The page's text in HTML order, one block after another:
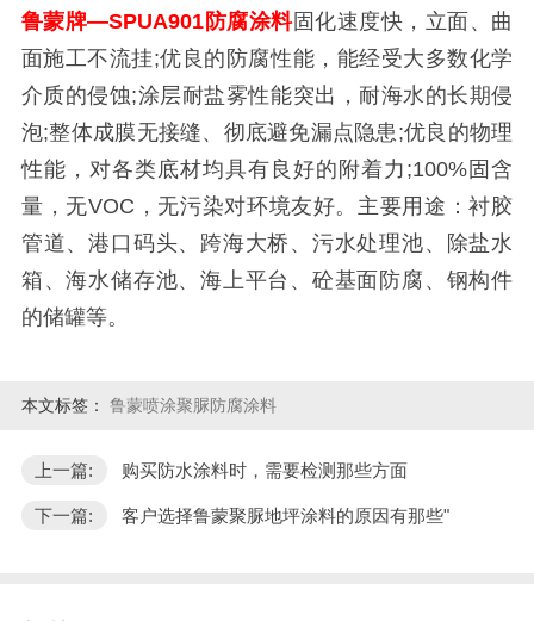
鲁蒙牌—SPUA901防腐涂料固化速度快，立面、曲
面施工不流挂;优良的防腐性能，能经受大多数化学
介质的侵蚀;涂层耐盐雾性能突出，耐海水的长期侵
泡;整体成膜无接缝、彻底避免漏点隐患;优良的物理
性能，对各类底材均具有良好的附着力;100%固含
量，无VOC，无污染对环境友好。主要用途：衬胶
管道、港口码头、跨海大桥、污水处理池、除盐水
箱、海水储存池、海上平台、砼基面防腐、钢构件
的储罐等。
本文标签： 鲁蒙喷涂聚脲防腐涂料
上一篇: 购买防水涂料时，需要检测那些方面
下一篇: 客户选择鲁蒙聚脲地坪涂料的原因有那些"